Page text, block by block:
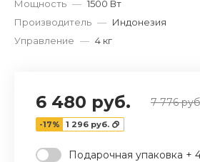
Мощность — 1500 Вт
Производитель — Индонезия
Управление — 4 кг
6 480 руб. 7 776
-17% 1 296 руб.
Подарочная упаковка +